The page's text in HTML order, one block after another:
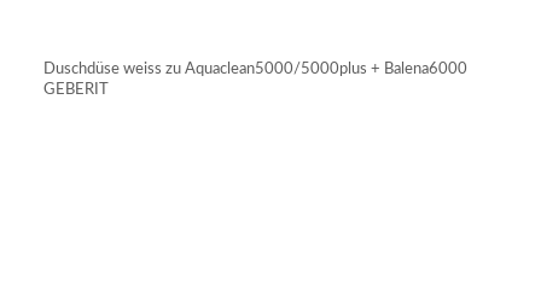
Duschdüse weiss zu Aquaclean5000/5000plus + Balena6000
GEBERIT